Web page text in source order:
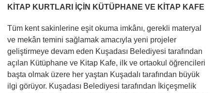
KİTAP KURTLARI İÇİN KÜTÜPHANE VE KİTAP KAFE
Tüm kent sakinlerine eşit okuma imkânı, gerekli materyal
ve mekân temini sağlamak amacıyla yeni projeler
geliştirmeye devam eden Kuşadası Belediyesi tarafından
açılan Kütüphane ve Kitap Kafe, ilk ve ortaokul öğrencileri
başta olmak üzere her yaştan Kuşadalı tarafından büyük
ilgi görüyor. Kuşadası Belediyesi tarafından İkiçeşmelik